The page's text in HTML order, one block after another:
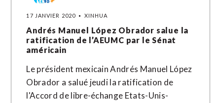
17 JANVIER 2020 XINHUA
Andrés Manuel López Obrador salue la
ratification de l’AEUMC par le Sénat
américain
Le président mexicain Andrés Manuel López
Obrador a salué jeudi la ratification de
l'Accord de libre-échange Etats-Unis-